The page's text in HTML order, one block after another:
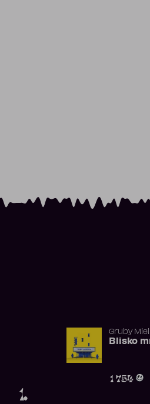
1.
Gruby
Blisko
1 754